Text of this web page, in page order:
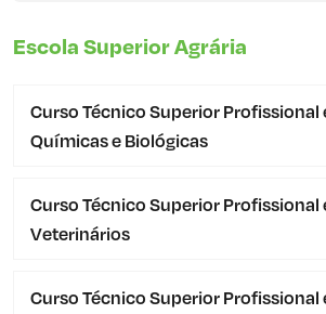
Escola Superior Agrária
Curso Técnico Superior Profissional
Químicas e Biológicas
Curso Técnico Superior Profissional
Veterinários
Curso Técnico Superior Profissional